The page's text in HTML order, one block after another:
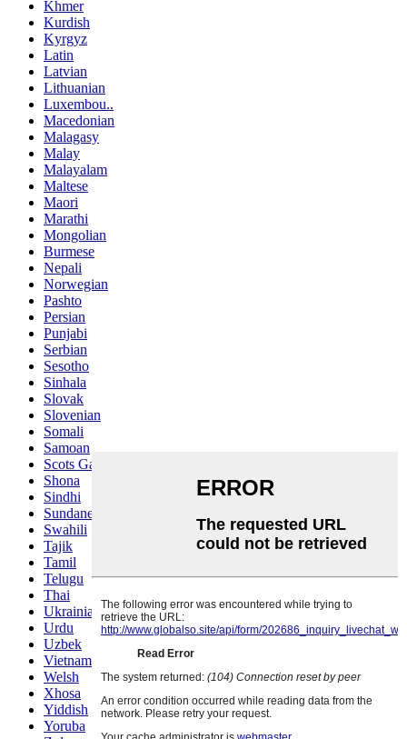
Khmer
Kurdish
Kyrgyz
Latin
Latvian
Lithuanian
Luxembou..
Macedonian
Malagasy
Malay
Malayalam
Maltese
Maori
Marathi
Mongolian
Burmese
Nepali
Norwegian
Pashto
Persian
Punjabi
Serbian
Sesotho
Sinhala
Slovak
Slovenian
Somali
Samoan
Scots Gaelic
Shona
Sindhi
Sundanese
Swahili
Tajik
Tamil
Telugu
Thai
Ukrainian
Urdu
Uzbek
Vietnamese
Welsh
Xhosa
Yiddish
Yoruba